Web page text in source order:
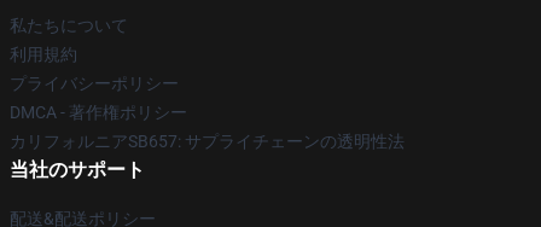
私たちについて
利用規約
プライバシーポリシー
DMCA - 著作権ポリシー
カリフォルニアSB657: サプライチェーンの透明性法
当社のサポート
配送&配送ポリシー